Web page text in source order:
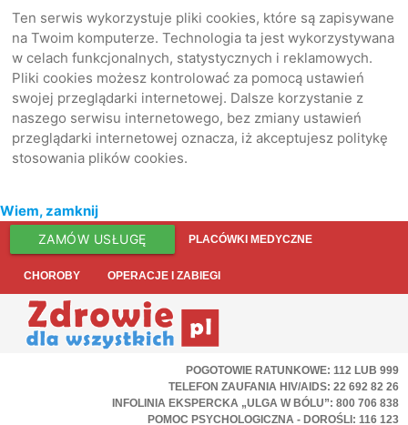
Ten serwis wykorzystuje pliki cookies, które są zapisywane
na Twoim komputerze. Technologia ta jest wykorzystywana
w celach funkcjonalnych, statystycznych i reklamowych.
Pliki cookies możesz kontrolować za pomocą ustawień
swojej przeglądarki internetowej. Dalsze korzystanie z
naszego serwisu internetowego, bez zmiany ustawień
przeglądarki internetowej oznacza, iż akceptujesz politykę
stosowania plików cookies.
Wiem, zamknij
ZAMÓW USŁUGĘ PLACÓWKI MEDYCZNE
CHOROBY OPERACJE I ZABIEGI
POGOTOWIE RATUNKOWE: 112 LUB 999
TELEFON ZAUFANIA HIV/AIDS: 22 692 82 26
INFOLINIA EKSPERCKA „ULGA W BÓLU”: 800 706 838
POMOC PSYCHOLOGICZNA - DOROŚLI: 116 123